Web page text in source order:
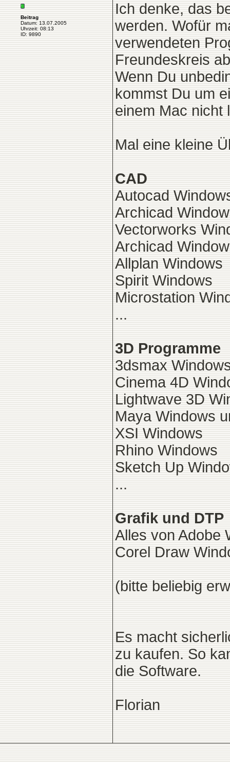
Beitrag
Datum: 13.07.2005
Uhrzeit: 08:13
ID: 9890
Ich denke, das
werden. Wofür
verwendeten
Freundeskreis
Wenn Du
kommst Du um
einem Mac nicht
Mal eine kleine
CAD
Autocad
Archicad
Vectorworks
Archicad
Allplan Windows
Spirit Windows
Microstation
...
3D Programme
3dsmax
Cinema 4D
Lightwave 3D
Maya Windows
XSI Windows
Rhino Windows
Sketch Up
...
Grafik und DTP
Alles von Adobe
Corel Draw
(bitte beliebig
Es macht
zu kaufen. So
die Software.
Florian